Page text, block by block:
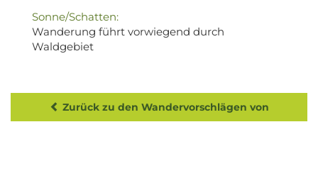
Sonne/Schatten:
Wanderung führt vorwiegend durch
Waldgebiet
Zurück zu den Wandervorschlägen von